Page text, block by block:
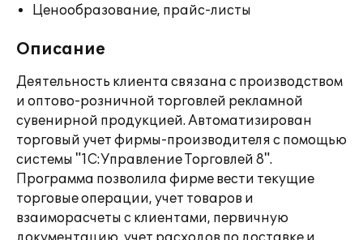
Ценообразование, прайс-листы
Описание
Деятельность клиента связана с производством
и оптово-розничной торговлей рекламной
сувенирной продукцией. Автоматизирован
торговый учет фирмы-производителя с помощью
системы "1С:Управление Торговлей 8".
Программа позволила фирме вести текущие
торговые операции, учет товаров и
взаиморасчеты с клиентами, первичную